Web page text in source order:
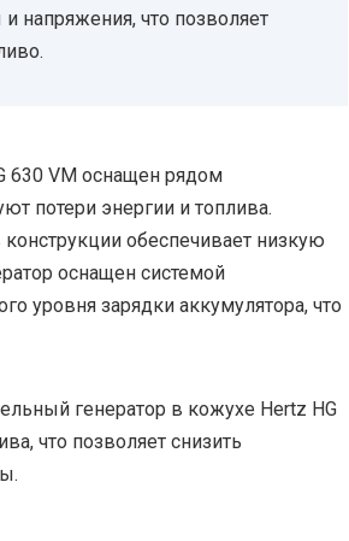
напряжения, что позволяет
630 VM оснащен рядом
потери энергии и топлива.
обеспечивает низкую
оснащен системой
уровня зарядки аккумулятора, что
генератор в кожухе Hertz HG
что позволяет снизить